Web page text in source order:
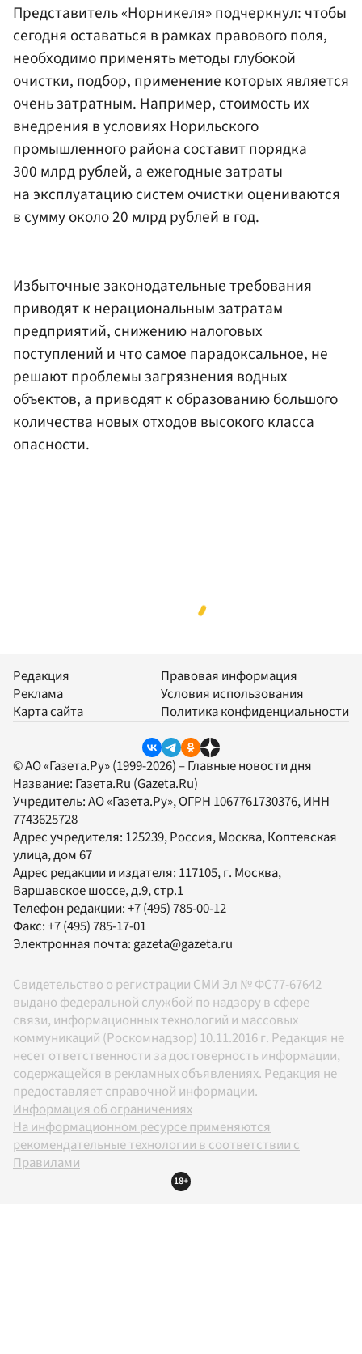
Представитель «Норникеля» подчеркнул: чтобы
сегодня оставаться в рамках правового поля,
необходимо применять методы глубокой
очистки, подбор, применение которых является
очень затратным. Например, стоимость их
внедрения в условиях Норильского
промышленного района составит порядка
300 млрд рублей, а ежегодные затраты
на эксплуатацию систем очистки оцениваются
в сумму около 20 млрд рублей в год.
Избыточные законодательные требования
приводят к нерациональным затратам
предприятий, снижению налоговых
поступлений и что самое парадоксальное, не
решают проблемы загрязнения водных
объектов, а приводят к образованию большого
количества новых отходов высокого класса
опасности.
Редакция
Реклама
Карта сайта
Правовая информация
Условия использования
Политика конфиденциальности
© АО «Газета.Ру» (1999-2026) – Главные новости дня
Название: Газета.Ru (Gazeta.Ru)
Учредитель:АО «Газета.Ру», ОГРН 1067761730376, ИНН
7743625728
Адрес учредителя: 125239, Россия, Москва, Коптевская
улица, дом 67
Адрес редакции и издателя: 117105, г. Москва,
Варшавское шоссе, д.9, стр.1
Телефон редакции:+7 (495) 785-00-12
Факс:+7 (495) 785-17-01
Электронная почта: gazeta@gazeta.ru
Свидетельство о регистрации СМИ Эл № ФС77-67642
выдано федеральной службой по надзору в сфере
связи, информационных технологий и массовых
коммуникаций (Роскомнадзор) 10.11.2016 г. Редакция не
несет ответственности за достоверность информации,
содержащейся в рекламных объявлениях. Редакция не
предоставляет справочной информации.
Информация об ограничениях
На информационном ресурсе применяются
рекомендательные технологии в соответствии с
Правилами
18+